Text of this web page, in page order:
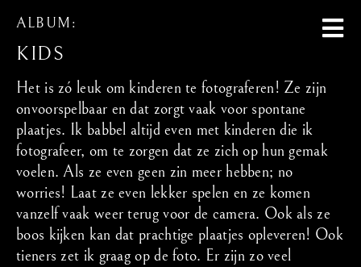
ALBUM:
KIDS
Het is zó leuk om kinderen te fotograferen! Ze zijn
onvoorspelbaar en dat zorgt vaak voor spontane
plaatjes. Ik babbel altijd even met kinderen die ik
fotografeer, om te zorgen dat ze zich op hun gemak
voelen. Als ze even geen zin meer hebben; no
worries! Laat ze even lekker spelen en ze komen
vanzelf vaak weer terug voor de camera. Ook als ze
boos kijken kan dat prachtige plaatjes opleveren! Ook
tieners zet ik graag op de foto. Er zijn zo veel